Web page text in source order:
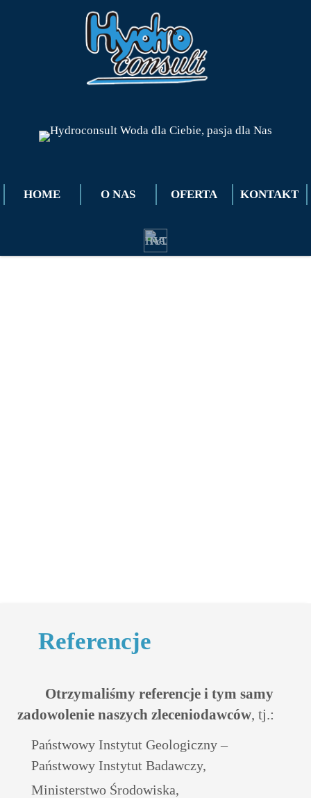
HOME O NAS OFERTA KONTAKT
Referencje
Otrzymaliśmy referencje i tym samy
zadowolenie naszych zleceniodawców, tj.:
Państwowy Instytut Geologiczny –
Państwowy Instytut Badawczy,
Ministerstwo Środowiska,